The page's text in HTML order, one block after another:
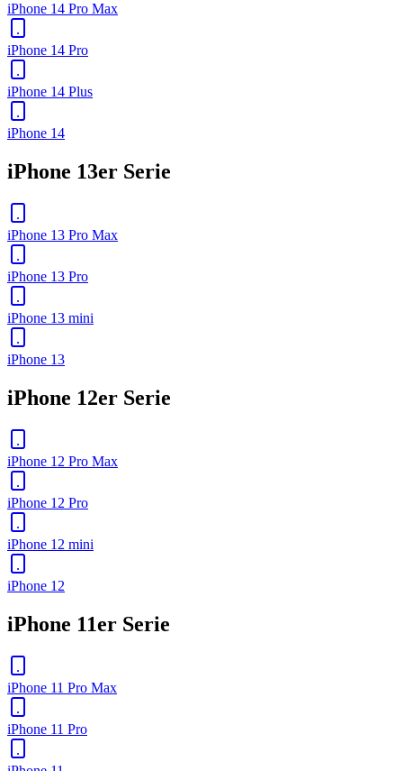
iPhone 14 Pro Max
iPhone 14 Pro
iPhone 14 Plus
iPhone 14
iPhone 13er Serie
iPhone 13 Pro Max
iPhone 13 Pro
iPhone 13 mini
iPhone 13
iPhone 12er Serie
iPhone 12 Pro Max
iPhone 12 Pro
iPhone 12 mini
iPhone 12
iPhone 11er Serie
iPhone 11 Pro Max
iPhone 11 Pro